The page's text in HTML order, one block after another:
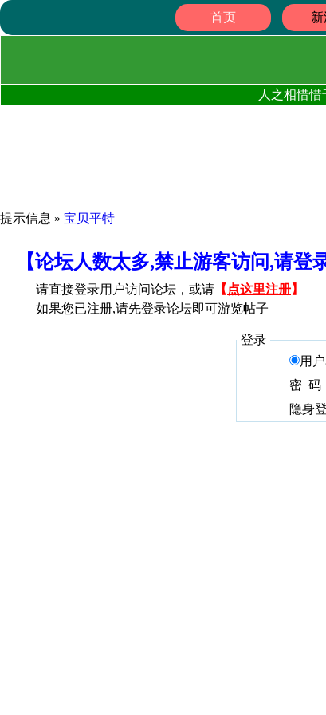
首页
人之相惜
提示信息 » 宝贝平特
【论坛人数太多,禁止游客访问,请
请直接登录用户访问论坛，或请 【 点这里注册】
如果您已注册,请先登录论坛即可游览帖子
登录
用
密 码
隐身